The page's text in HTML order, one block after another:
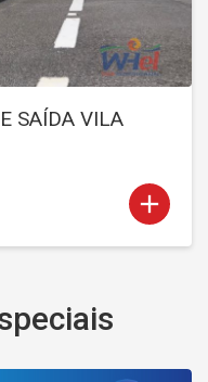
add
SAÍDA VILA